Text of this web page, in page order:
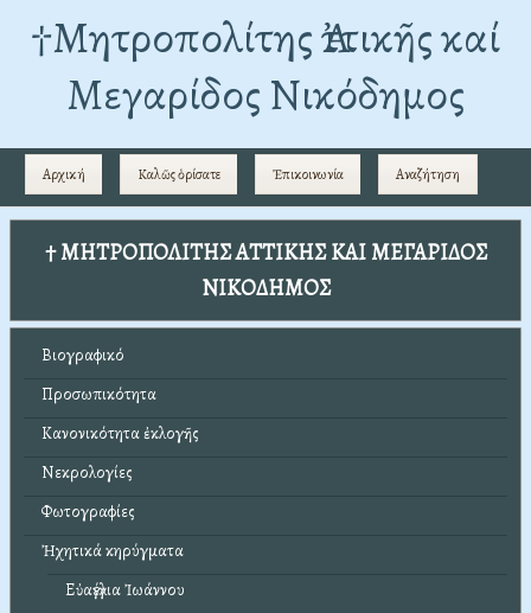
†Mητροπολίτης Ἀττικῆς καί
Μεγαρίδος Νικόδημος
Αρχική Καλῶς ὁρίσατε Ἐπικοινωνία Αναζήτηση
† ΜΗΤΡΟΠΟΛΙΤΗΣ ΑΤΤΙΚΗΣ ΚΑΙ ΜΕΓΑΡΙΔΟΣ
ΝΙΚΟΔΗΜΟΣ
Βιογραφικό
Προσωπικότητα
Κανονικότητα ἐκλογῆς
Νεκρολογίες
Φωτογραφίες
Ἠχητικά κηρύγματα
Εὐαγγέλια Ἰωάννου